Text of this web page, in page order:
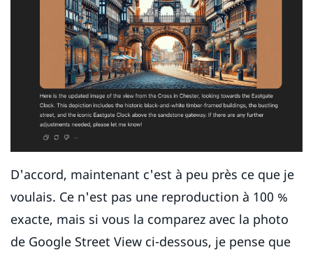
D'accord, maintenant c'est à peu près ce que je
voulais. Ce n'est pas une reproduction à 100 %
exacte, mais si vous la comparez avec la photo
de Google Street View ci-dessous, je pense que